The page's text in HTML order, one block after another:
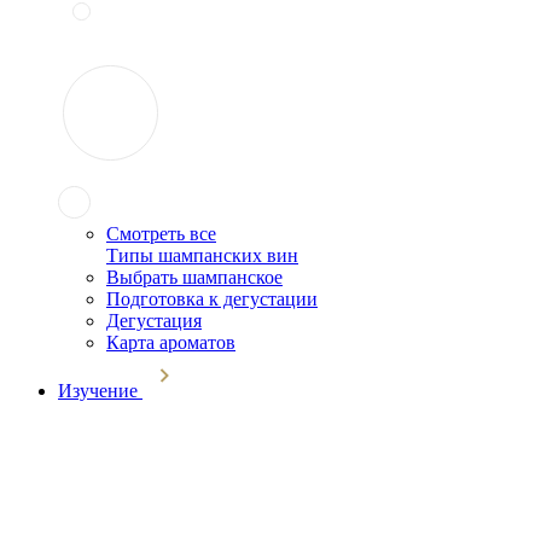
Смотреть все
Типы шампанских вин
Выбрать шампанское
Подготовка к дегустации
Дегустация
Карта ароматов
Изучение